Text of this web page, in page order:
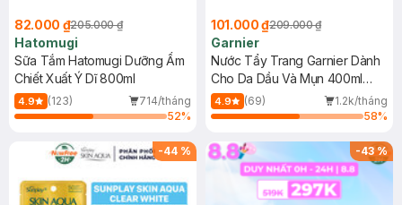
82.000 ₫205.000 ₫
Hatomugi
Sữa Tắm Hatomugi Dưỡng Ẩm
Chiết Xuất Ý Dĩ 800ml
4.9 (123)
714/tháng
52%
101.000 ₫209.000 ₫
Garnier
Nước Tẩy Trang Garnier Dành
Cho Da Dầu Và Mụn 400ml
(Mới)
4.9 (69)
1.2k/tháng
58%
-44 % -43%